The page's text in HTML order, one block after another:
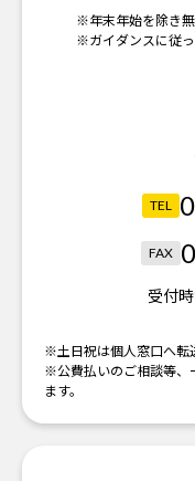
※年末年始を除き
※ガイダンスに従っ
TEL
FAX
受付時
※土日祝は個人窓口へ転
※公費払いのご相談等、
ます。